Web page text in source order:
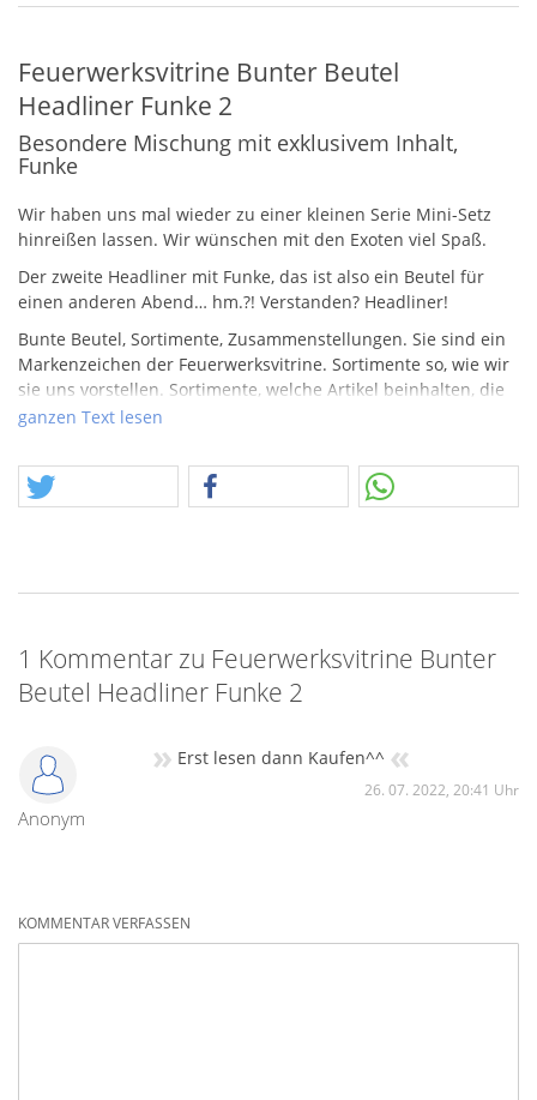
Feuerwerksvitrine Bunter Beutel
Headliner Funke 2
Besondere Mischung mit exklusivem Inhalt,
Funke
Wir haben uns mal wieder zu einer kleinen Serie Mini-Setz
hinreißen lassen. Wir wünschen mit den Exoten viel Spaß.
Der zweite Headliner mit Funke, das ist also ein Beutel für
einen anderen Abend… hm.?! Verstanden? Headliner!
Bunte Beutel, Sortimente, Zusammenstellungen. Sie sind ein
Markenzeichen der Feuerwerksvitrine. Sortimente so, wie wir
sie uns vorstellen. Sortimente, welche Artikel beinhalten, die
man einzeln nicht bekommt. Sortimente die
möglich wäre. Oft kopiert aber hoffentlich nie erreicht. :-D
Achtung, im Rahmen unserer Sortiment kann es aus
optischen Befüllungsgründen sein, dass wir die
Kanonenschlag mittel ist nur mit einem Kanoneschlag befüllt,
trägt hier nur der tatsächliche Inhalt zum Preis bei.
ganzen Text lesen
1 Kommentar zu Feuerwerksvitrine Bunter
Beutel Headliner Funke 2
Anonym
» Erst lesen dann Kaufen^^ «
26. 07. 2022, 20:41 Uhr
KOMMENTAR VERFASSEN